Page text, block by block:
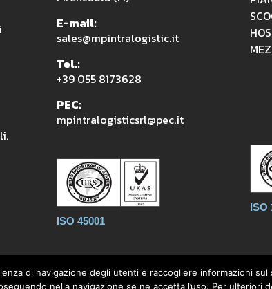
E-mail:
sales@mpintralogistic.it
Tel.:
+39 055 8173628
PEC:
mpintralogisticsrl@pec.it
ISO 45001
ISO
di navigazione degli utenti e raccogliere informazioni
nella navigazione se ne accetta l’uso. Per ulteriori